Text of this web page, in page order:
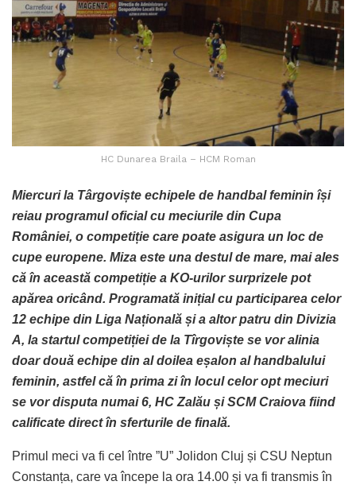
HC Dunarea Braila – HCM Roman
Miercuri la Târgoviște echipele de handbal feminin își
reiau programul oficial cu meciurile din Cupa
României, o competiție care poate asigura un loc de
cupe europene. Miza este una destul de mare, mai ales
că în această competiție a KO-urilor surprizele pot
apărea oricând. Programată inițial cu participarea celor
12 echipe din Liga Națională și a altor patru din Divizia
A, la startul competiției de la Tîrgoviște se vor alinia
doar două echipe din al doilea eșalon al handbalului
feminin, astfel că în prima zi în locul celor opt meciuri
se vor disputa numai 6, HC Zalău și SCM Craiova fiind
calificate direct în sferturile de finală.
Primul meci va fi cel între ”U” Jolidon Cluj și CSU Neptun
Constanța, care va începe la ora 14.00 și va fi transmis în